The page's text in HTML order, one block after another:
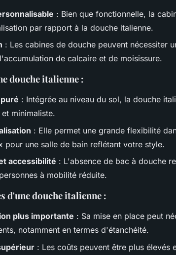
: Bien que fonctionnelle, la
par rapport à la douche italienne.
: Les cabines de douche peuvent nécessiter
de calcaire et de moisissure.
douche italienne :
: Intégrée au niveau du sol, la douche
minimaliste.
: Elle permet une grande flexibilité
pour une salle de bain reflétant votre style.
accessibilité : L'absence de bac à douche
à mobilité réduite.
d'une douche italienne :
plus importante : Sa mise en place peut
notamment en termes d'étanchéité.
: Les coûts peuvent être plus élevés